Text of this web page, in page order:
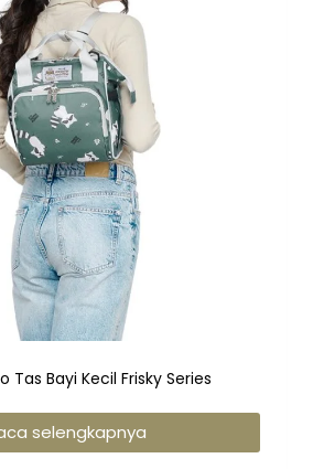
Tas Bayi Kecil Frisky Series
selengkapnya